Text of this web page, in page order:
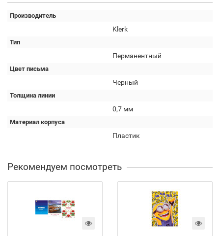
Производитель
Klerk
Тип
Перманентный
Цвет письма
Черный
Толщина линии
0,7 мм
Материал корпуса
Пластик
Рекомендуем посмотреть